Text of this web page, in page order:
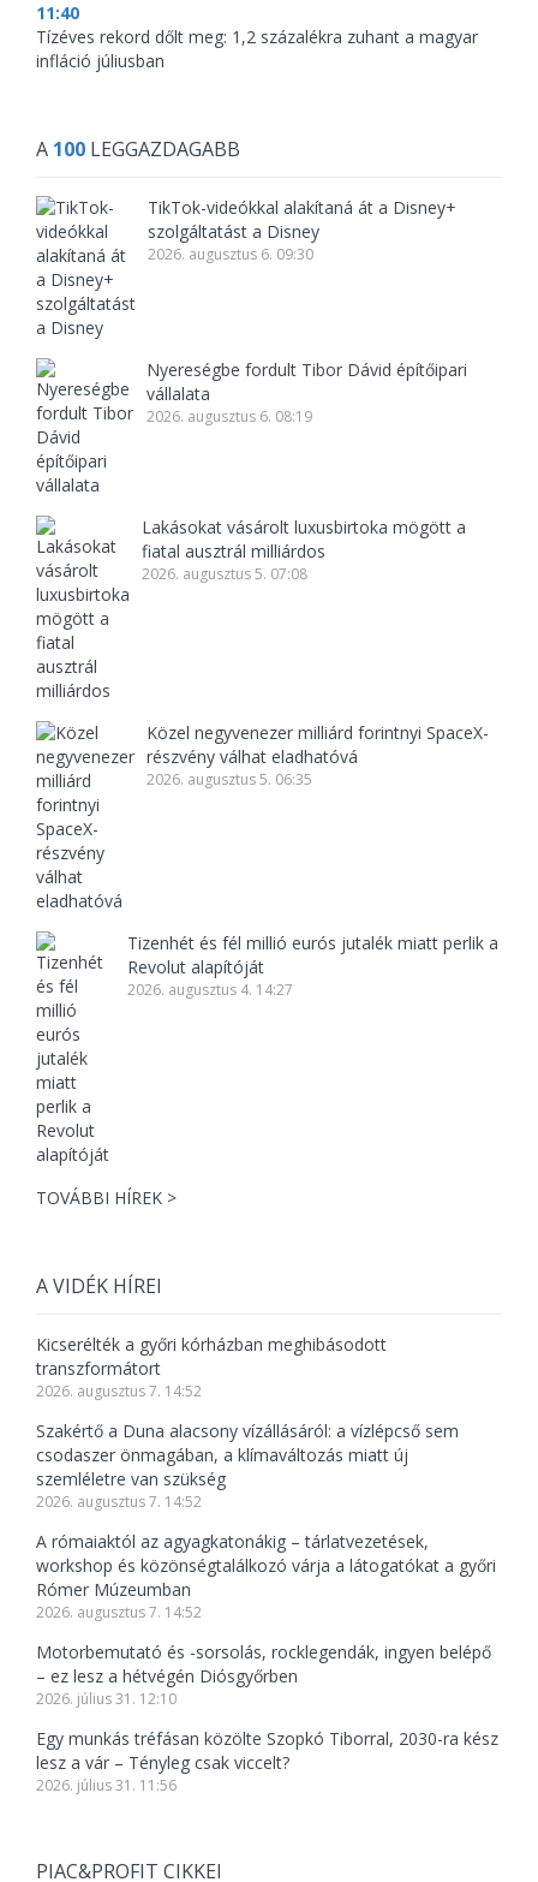
11:40
Tízéves rekord dőlt meg: 1,2 százalékra zuhant a magyar
infláció júliusban
A 100 LEGGAZDAGABB
TikTok-videókkal alakítaná át a Disney+
szolgáltatást a Disney
2026. augusztus 6. 09:30
Nyereségbe fordult Tibor Dávid építőipari
vállalata
2026. augusztus 6. 08:19
Lakásokat vásárolt luxusbirtoka mögött a
fiatal ausztrál milliárdos
2026. augusztus 5. 07:08
Közel negyvenezer milliárd forintnyi SpaceX-
részvény válhat eladhatóvá
2026. augusztus 5. 06:35
Tizenhét és fél millió eurós jutalék miatt perlik a
Revolut alapítóját
2026. augusztus 4. 14:27
TOVÁBBI HÍREK >
A VIDÉK HÍREI
Kicserélték a győri kórházban meghibásodott
transzformátort
2026. augusztus 7. 14:52
Szakértő a Duna alacsony vízállásáról: a vízlépcső sem
csodaszer önmagában, a klímaváltozás miatt új
szemléletre van szükség
2026. augusztus 7. 14:52
A rómaiaktól az agyagkatonákig – tárlatvezetések,
workshop és közönségtalálkozó várja a látogatókat a győri
Rómer Múzeumban
2026. augusztus 7. 14:52
Motorbemutató és -sorsolás, rocklegendák, ingyen belépő
– ez lesz a hétvégén Diósgyőrben
2026. július 31. 12:10
Egy munkás tréfásan közölte Szopkó Tiborral, 2030-ra kész
lesz a vár – Tényleg csak viccelt?
2026. július 31. 11:56
PIAC&PROFIT CIKKEI